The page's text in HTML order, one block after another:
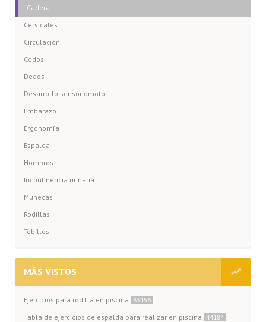
Cadera
Cervicales
Circulación
Codos
Dedos
Desarrollo sensoriomotor
Embarazo
Ergonomía
Espalda
Hombros
Incontinencia urinaria
Muñecas
Rodillas
Tobillos
MÁS VISTOS
Ejercicios para rodilla en piscina 83156
Tabla de ejercicios de espalda para realizar en piscina 44184